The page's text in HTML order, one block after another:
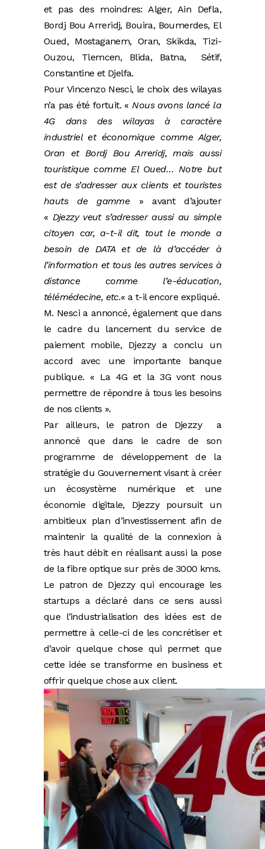
et pas des moindres: Alger, Ain Defla,
Bordj Bou Arreridj, Bouira, Boumerdes, El
Oued, Mostaganem, Oran, Skikda, Tizi-
Ouzou, Tlemcen, Blida, Batna, Sétif,
Constantine et Djelfa.
Pour Vincenzo Nesci, le choix des wilayas
n’a pas été fortuit. «Nous avons lancé la
4G dans des wilayas à caractère
industriel et économique comme Alger,
Oran et Bordj Bou Arreridj, mais aussi
touristique comme El Oued… Notre but
est de s’adresser aux clients et touristes
hauts de gamme» avant d’ajouter
« Djezzy veut s’adresser aussi au simple
citoyen car, a-t-il dit, tout le monde a
besoin de DATA et de là d’accéder à
l’information et tous les autres services à
distance comme l’e-éducation,
télémédecine, etc.« a t-il encore expliqué.
M. Nesci a annoncé, également que dans
le cadre du lancement du service de
paiement mobile, Djezzy a conclu un
accord avec une importante banque
publique. « La 4G et la 3G vont nous
permettre de répondre à tous les besoins
de nos clients ».
Par ailleurs, le patron de Djezzy a
annoncé que dans le cadre de son
programme de développement de la
stratégie du Gouvernement visant à créer
un écosystème numérique et une
économie digitale, Djezzy poursuit un
ambitieux plan d’investissement afin de
maintenir la qualité de la connexion à
très haut débit en réalisant aussi la pose
de la fibre optique sur près de 3000 kms.
Le patron de Djezzy qui encourage les
startups a déclaré dans ce sens aussi
que l’industrialisation des idées est de
permettre à celle-ci de les concrétiser et
d’avoir quelque chose qui permet que
cette idée se transforme en business et
offrir quelque chose aux client.